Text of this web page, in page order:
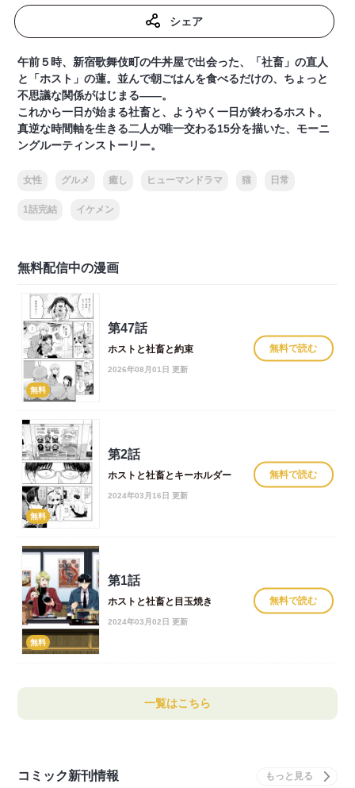
シェア
午前５時、新宿歌舞伎町の牛丼屋で出会った、「社畜」の直人
と「ホスト」の蓮。並んで朝ごはんを食べるだけの、ちょっと
不思議な関係がはじまる――。
これから一日が始まる社畜と、ようやく一日が終わるホスト。
真逆な時間軸を生きる二人が唯一交わる15分を描いた、モーニ
ングルーティンストーリー。
女性 グルメ 癒し ヒューマンドラマ 猫 日常
1話完結 イケメン
無料配信中の漫画
無料
第47話
ホストと社畜と約束
2026年08月01日 更新
無料で読む
無料
第2話
ホストと社畜とキーホルダー
2024年03月16日 更新
無料で読む
無料
第1話
ホストと社畜と目玉焼き
2024年03月02日 更新
無料で読む
一覧はこちら
コミック新刊情報